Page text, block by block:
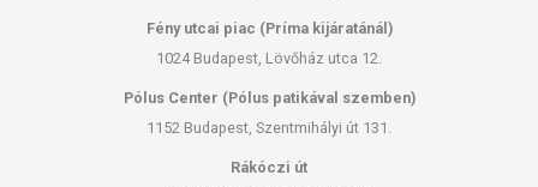
Fény utcai piac (Príma kijáratánál)
1024 Budapest, Lövőház utca 12.
Pólus Center (Pólus patikával szemben)
1152 Budapest, Szentmihályi út 131.
Rákóczi út